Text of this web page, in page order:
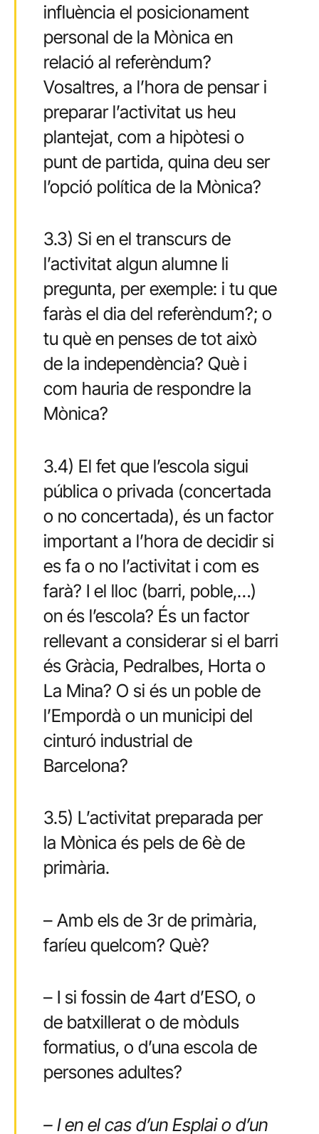
influència el posicionament
personal de la Mònica en
relació al referèndum?
Vosaltres, a l’hora de pensar i
preparar l’activitat us heu
plantejat, com a hipòtesi o
punt de partida, quina deu ser
l’opció política de la Mònica?
3.3) Si en el transcurs de
l’activitat algun alumne li
pregunta, per exemple: i tu que
faràs el dia del referèndum?; o
tu què en penses de tot això
de la independència? Què i
com hauria de respondre la
Mònica?
3.4) El fet que l’escola sigui
pública o privada (concertada
o no concertada), és un factor
important a l’hora de decidir si
es fa o no l’activitat i com es
farà? I el lloc (barri, poble,…)
on és l’escola? És un factor
rellevant a considerar si el barri
és Gràcia, Pedralbes, Horta o
La Mina? O si és un poble de
l’Empordà o un municipi del
cinturó industrial de
Barcelona?
3.5) L’activitat preparada per
la Mònica és pels de 6è de
primària.
– Amb els de 3r de primària,
faríeu quelcom? Què?
– I si fossin de 4art d’ESO, o
de batxillerat o de mòduls
formatius, o d’una escola de
persones adultes?
– I en el cas d’un Esplai o d’un